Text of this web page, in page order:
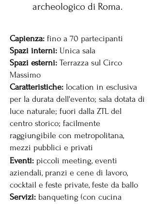
archeologico di Roma.
Capienza: fino a 70 partecipanti
Spazi interni: Unica sala
Spazi esterni: Terrazza sul Circo
Massimo
Caratteristiche: location in esclusiva
per la durata dell'evento; sala dotata di
luce naturale; fuori dalla ZTL del
centro storico; facilmente
raggiungibile con metropolitana,
mezzi pubblici e privati
Eventi: piccoli meeting, eventi
aziendali, pranzi e cene di lavoro,
cocktail e feste private, feste da ballo
Servizi: banqueting (con cucina